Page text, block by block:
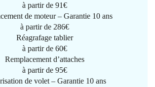
à partir de 91€
de moteur – Garantie 10 ans
à partir de 286€
Réagrafage tablier
à partir de 60€
Remplacement d’attaches
à partir de 95€
de volet – Garantie 10 ans